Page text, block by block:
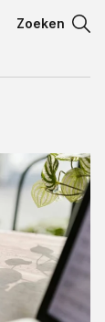
Zoeken